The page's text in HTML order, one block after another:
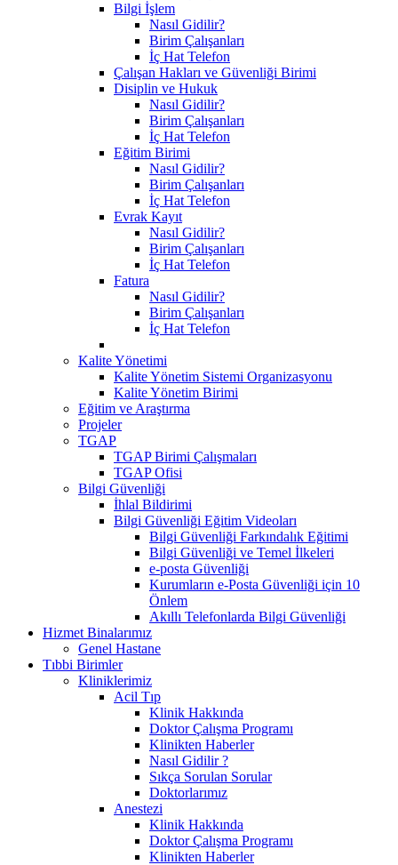
Bilgi İşlem
Nasıl Gidilir?
Birim Çalışanları
İç Hat Telefon
Çalışan Hakları ve Güvenliği Birimi
Disiplin ve Hukuk
Nasıl Gidilir?
Birim Çalışanları
İç Hat Telefon
Eğitim Birimi
Nasıl Gidilir?
Birim Çalışanları
İç Hat Telefon
Evrak Kayıt
Nasıl Gidilir?
Birim Çalışanları
İç Hat Telefon
Fatura
Nasıl Gidilir?
Birim Çalışanları
İç Hat Telefon
Kalite Yönetimi
Kalite Yönetim Sistemi Organizasyonu
Kalite Yönetim Birimi
Eğitim ve Araştırma
Projeler
TGAP
TGAP Birimi Çalışmaları
TGAP Ofisi
Bilgi Güvenliği
İhlal Bildirimi
Bilgi Güvenliği Eğitim Videoları
Bilgi Güvenliği Farkındalık Eğitimi
Bilgi Güvenliği ve Temel İlkeleri
e-posta Güvenliği
Kurumların e-Posta Güvenliği için 10
Önlem
Akıllı Telefonlarda Bilgi Güvenliği
Hizmet Binalarımız
Genel Hastane
Tıbbi Birimler
Kliniklerimiz
Acil Tıp
Klinik Hakkında
Doktor Çalışma Programı
Klinikten Haberler
Nasıl Gidilir ?
Sıkça Sorulan Sorular
Doktorlarımız
Anestezi
Klinik Hakkında
Doktor Çalışma Programı
Klinikten Haberler